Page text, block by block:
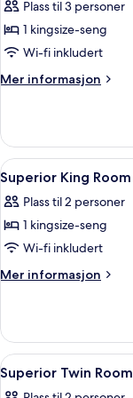
Suite
–
president
Plass til 3 personer
1 kingsize-seng
Wi-fi inkludert
Mer informasjon
Mer
–
president
Åpne
alle
bildene
av
Superior
King
7
Superior King Room
Plass til 2 personer
1 kingsize-seng
Wi-fi inkludert
Mer informasjon
Mer
King
Room
Åpne
alle
10
Superior Twin Room